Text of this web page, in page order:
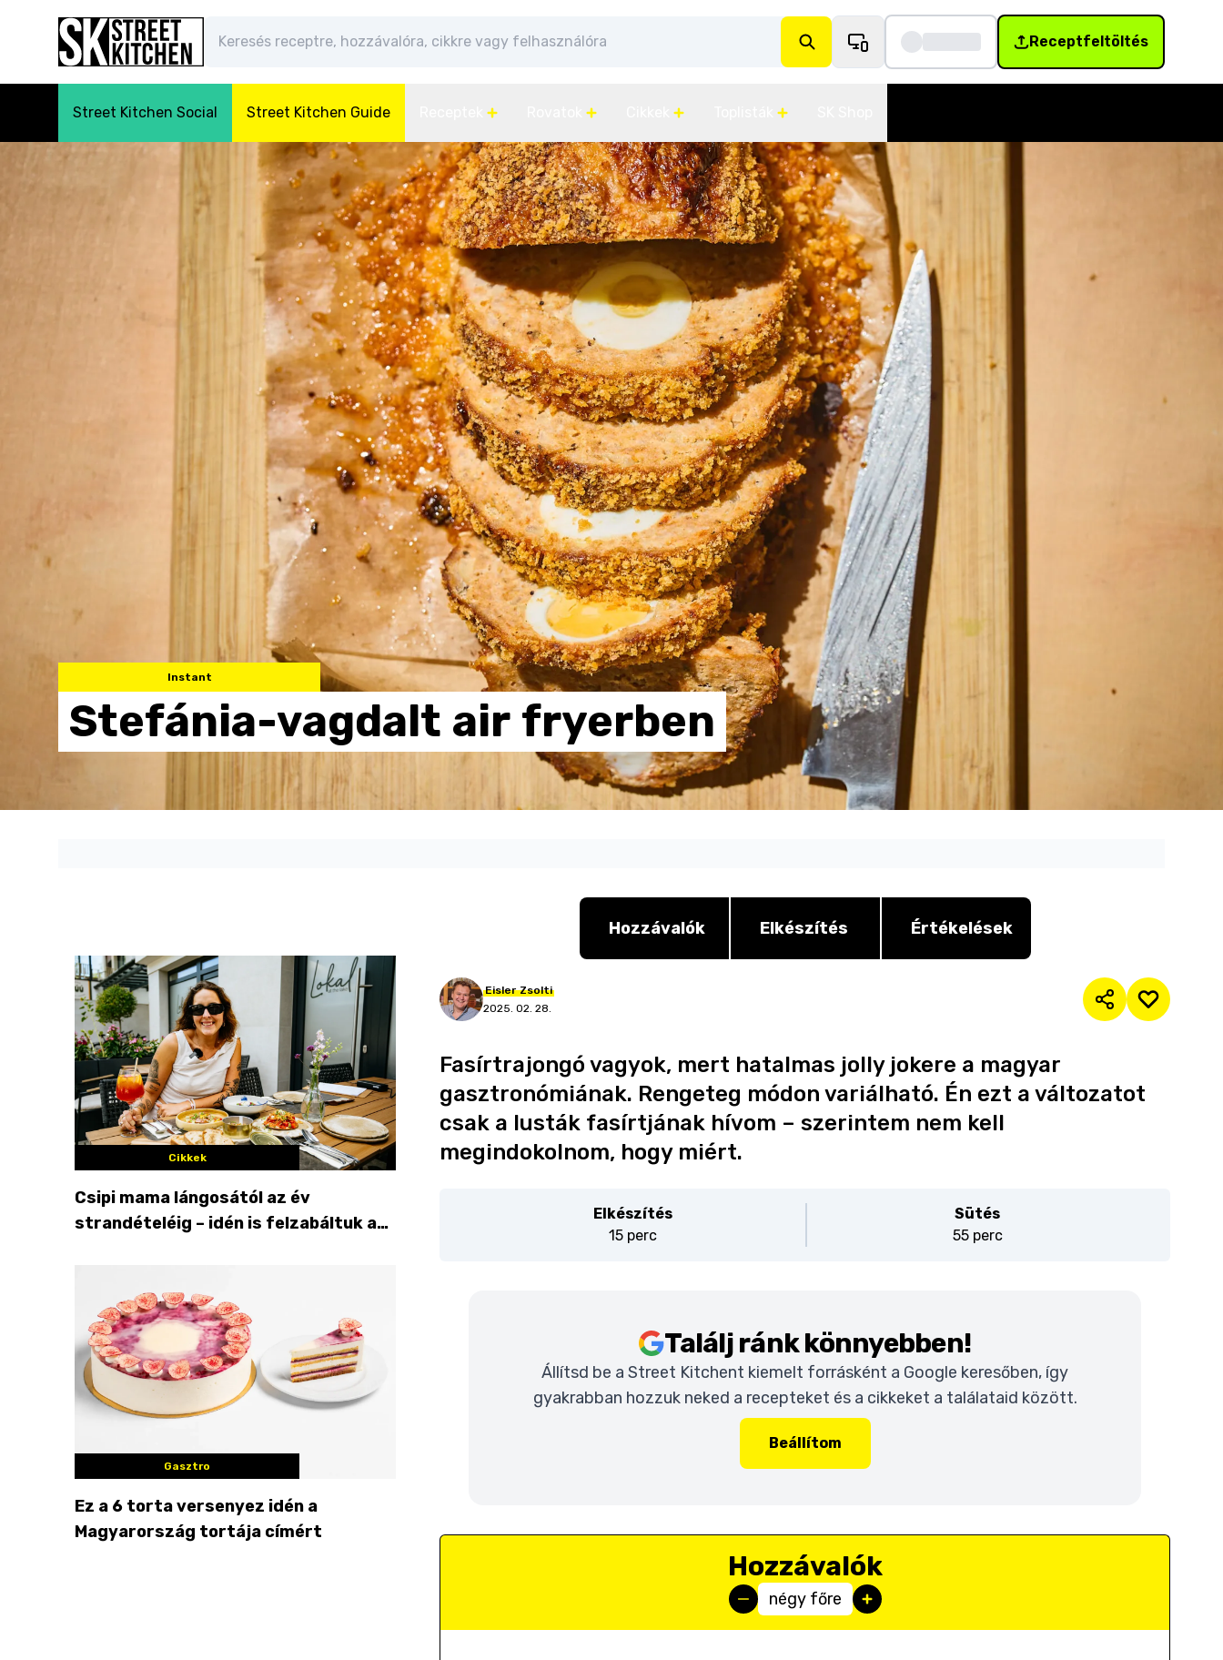
Receptfeltöltés
Street Kitchen Social Street Kitchen Guide
Instant
Stefánia-vagdalt air fryerben
Cikkek
Csipi mama lángosától az év
strandételéig – idén is felzabáltuk a
Gasztro
Ez a 6 torta versenyez idén a
Magyarország tortája címért
Hozzávalók Elkészítés Értékelések
Eisler Zsolti
2025. 02. 28.
Fasírtrajongó vagyok, mert hatalmas jolly jokere a magyar
gasztronómiának. Rengeteg módon variálható. Én ezt a változatot
csak a lusták fasírtjának hívom – szerintem nem kell
megindokolnom, hogy miért.
Elkészítés
15 perc
Sütés
55 perc
Találj ránk könnyebben!
Állítsd be a Street Kitchent kiemelt forrásként a Google keresőben, így
gyakrabban hozzuk neked a recepteket és a cikkeket a találataid között.
Beállítom
Hozzávalók
négy főre